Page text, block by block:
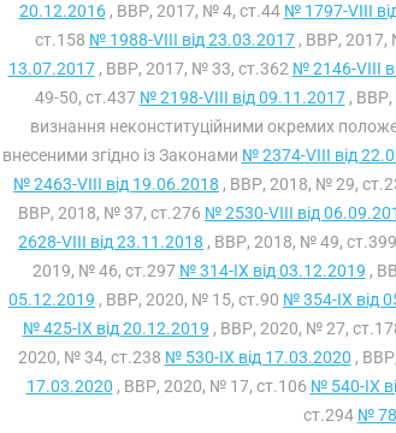
20.12.2016, ВВР, 2017, № 4, ст.44 № 1797-VIII
ст.158 № 1988-VIII від 23.03.2017 , ВВР, 2017,
13.07.2017, ВВР, 2017, № 33, ст.362 № 2146-VIII
49-50, ст.437 № 2198-VIII від 09.11.2017, ВВР,
визнання неконституційними окремих
внесеними згідно із Законами № 2374-VIII від
№ 2463-VIII від 19.06.2018 , ВВР, 2018, № 29,
ВВР, 2018, № 37, ст.276 № 2530-VIII від
2628-VIII від 23.11.2018 , ВВР, 2018, № 49, ст.399
2019, № 46, ст.297 № 314-IX від 03.12.2019 ,
05.12.2019 , ВВР, 2020, № 15, ст.90 № 354-IX від
№ 425-IX від 20.12.2019 , ВВР, 2020, № 27,
2020, № 34, ст.238 № 530-IX від 17.03.2020 ,
17.03.2020 , ВВР, 2020, № 17, ст.106 № 540-IX
ст.294 №